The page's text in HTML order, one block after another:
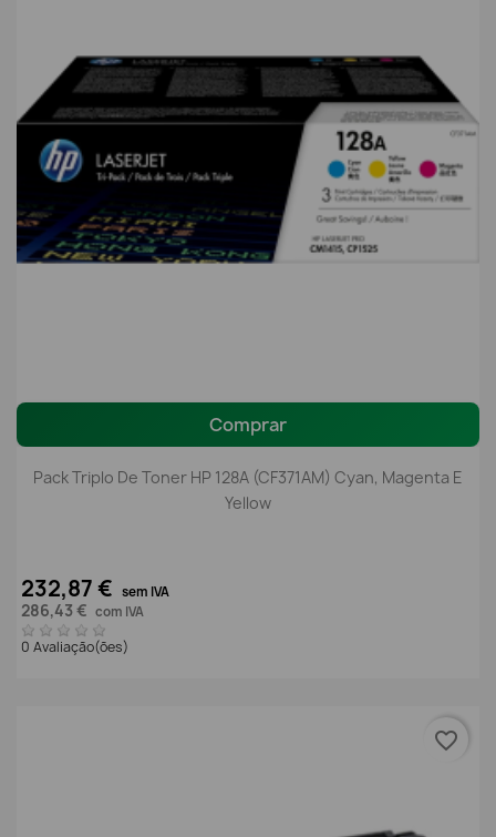
Comprar
Pack Triplo De Toner HP 128A (CF371AM) Cyan, Magenta E
Yellow
232,87 € sem IVA
286,43 € com IVA
0 Avaliação(ões)
favorite_border